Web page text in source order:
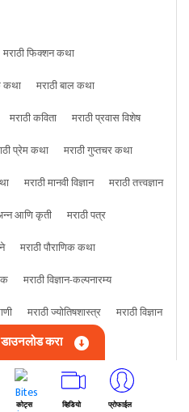
मराठी फिक्शन कथा
कथा
मराठी बाल कथा
मराठी कविता
मराठी प्रवास विशेष
प्रेम कथा
मराठी गुप्तचर कथा
मराठी मानवी विज्ञान
मराठी तत्त्वज्ञान
आणि कृती
मराठी पत्र
मराठी पौराणिक कथा
मराठी विज्ञान-कल्पनारम्य
मराठी ज्योतिषशास्त्र
मराठी विज्ञान
करा
कोट्स व्हिडियो प्रोफाईल